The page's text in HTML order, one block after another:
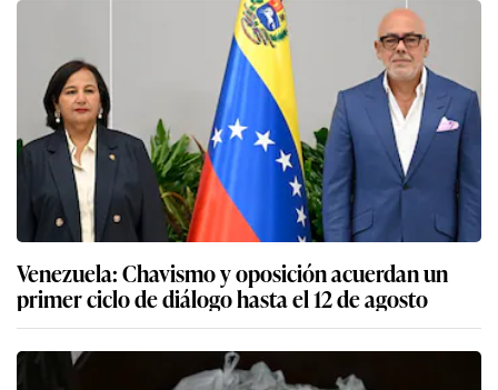
Venezuela: Chavismo y oposición acuerdan un
primer ciclo de diálogo hasta el 12 de agosto